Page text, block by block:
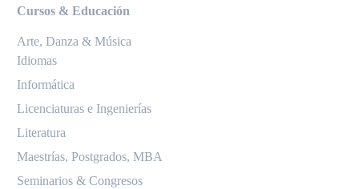
Cursos & Educación
Arte, Danza & Música
Idiomas
Informática
Licenciaturas e Ingenierías
Literatura
Maestrías, Postgrados, MBA
Seminarios & Congresos